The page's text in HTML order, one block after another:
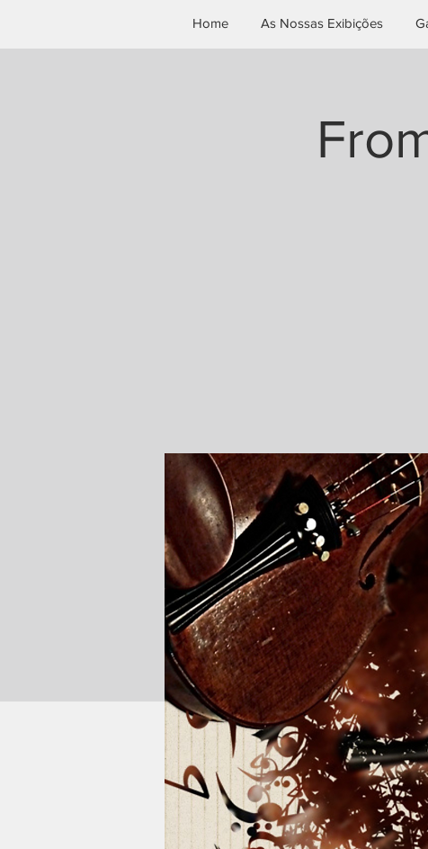
Home As Nossas Exibições